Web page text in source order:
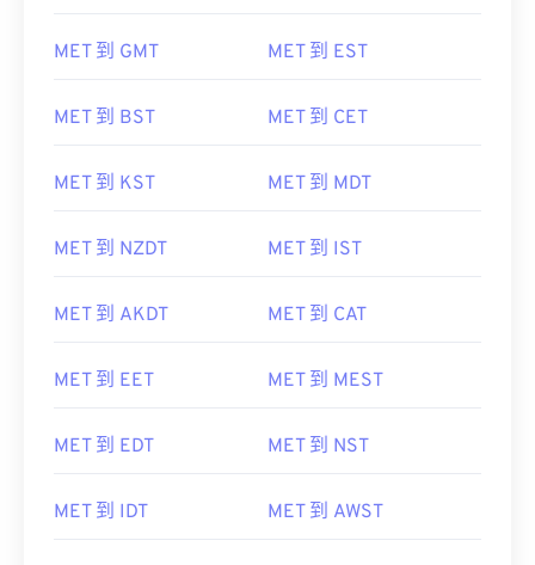
MET 到 GMT MET 到 EST
MET 到 BST MET 到 CET
MET 到 KST MET 到 MDT
MET 到 NZDT MET 到 IST
MET 到 AKDT MET 到 CAT
MET 到 EET MET 到 MEST
MET 到 EDT MET 到 NST
MET 到 IDT MET 到 AWST